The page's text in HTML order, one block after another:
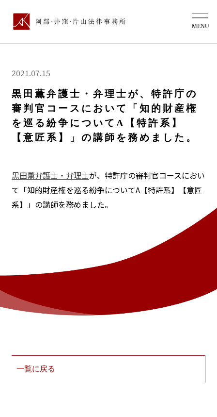
2021.07.15
黒田薫弁護士・弁理士が、特許庁の
審判官コースにおいて「知的財産権
を巡る紛争についてA【特許系】
【意匠系】」の講師を務めました。
黒田薫弁護士・弁理士が、特許庁の審判官コースにおい
て「知的財産権を巡る紛争についてA【特許系】【意匠
系】」の講師を務めました。
一覧に戻る